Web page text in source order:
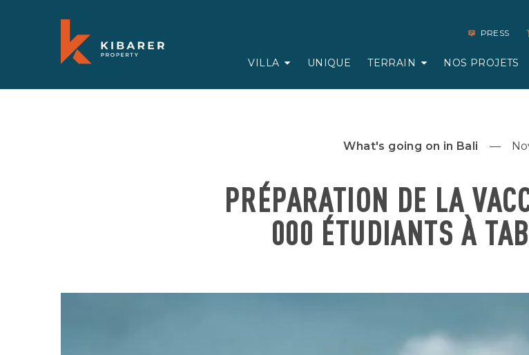
PRESS
VILLA UNIQUE TERRAIN NOS PROJETS
What's going on in Bali
PRÉPARATION DE LA
000 ÉTUDIANTS À